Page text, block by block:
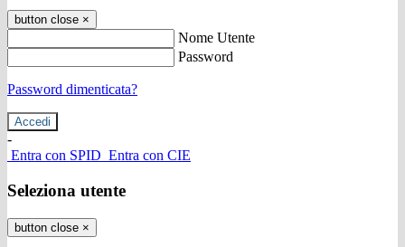
button close ×
Nome Utente
Password
Password dimenticata?
-
Entra con SPID Entra con CIE
Seleziona utente
button close ×